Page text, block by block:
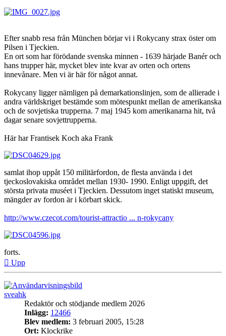
Efter snabb resa från München börjar vi i Rokycany strax öster om
Pilsen i Tjeckien.
En ort som har förödande svenska minnen - 1639 härjade Banér och
hans trupper här, mycket blev inte kvar av orten och ortens
innevånare. Men vi är här för något annat.
Rokycany ligger nämligen på demarkationslinjen, som de allierade i
andra världskriget bestämde som mötespunkt mellan de amerikanska
och de sovjetiska trupperna. 7 maj 1945 kom amerikanarna hit, två
dagar senare sovjettrupperna.
Här har Frantisek Koch aka Frank
samlat ihop uppåt 150 militärfordon, de flesta använda i det
tjeckoslovakiska området mellan 1930- 1990. Enligt uppgift, det
största privata muséet i Tjeckien. Dessutom inget statiskt museum,
mängder av fordon är i körbart skick.
http://www.czecot.com/tourist-attractio ... n-rokycany
forts.
Upp
sveahk
Redaktör och stödjande medlem 2026
Inlägg: 12466
Blev medlem: 3 februari 2005, 15:28
Ort: Klockrike